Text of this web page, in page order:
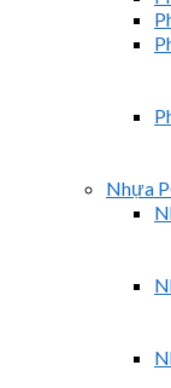
Nhựa